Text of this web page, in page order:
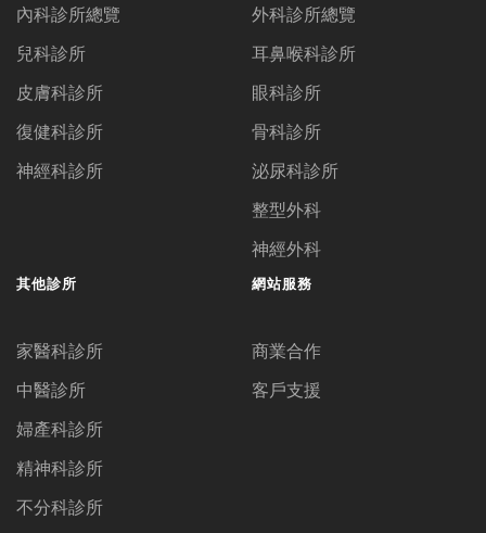
內科診所總覽
兒科診所
皮膚科診所
復健科診所
神經科診所
外科診所總覽
耳鼻喉科診所
眼科診所
骨科診所
泌尿科診所
整型外科
神經外科
其他診所
家醫科診所
中醫診所
婦產科診所
精神科診所
不分科診所
網站服務
商業合作
客戶支援